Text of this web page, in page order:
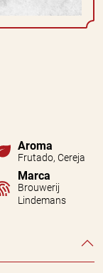
Aroma
Frutado, Cereja
Marca
Brouwerij
Lindemans